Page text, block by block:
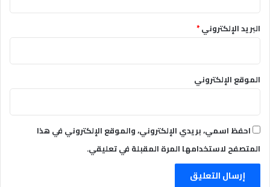
البريد الإلكتروني*
الموقع الإلكتروني
احفظ اسمي، بريدي الإلكتروني، والموقع الإلكتروني في هذا
المتصفح لاستخدامها المرة المقبلة في تعليقي.